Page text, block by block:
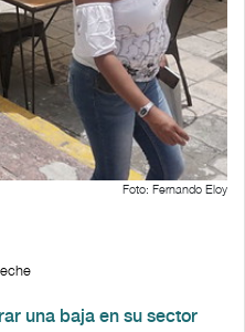
Foto: Fernando Eloy
una baja en su sector